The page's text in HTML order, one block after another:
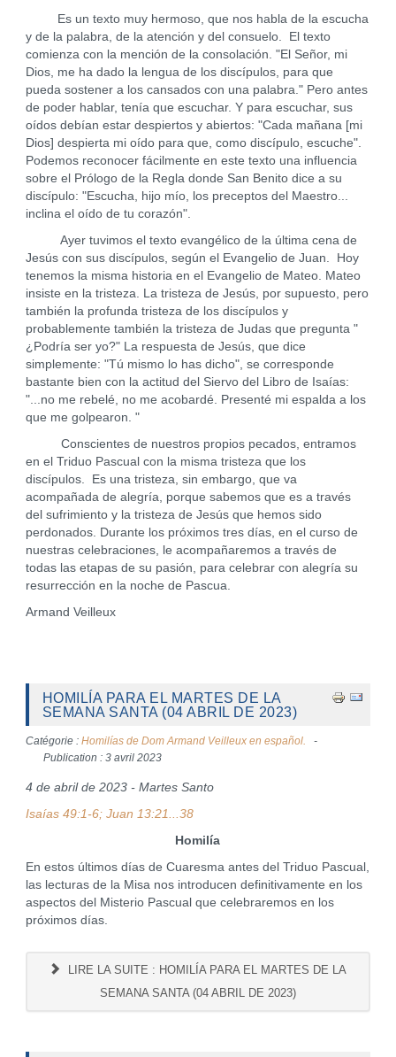
Es un texto muy hermoso, que nos habla de la escucha
y de la palabra, de la atención y del consuelo. El texto
comienza con la mención de la consolación. "El Señor, mi
Dios, me ha dado la lengua de los discípulos, para que
pueda sostener a los cansados con una palabra." Pero antes
de poder hablar, tenía que escuchar. Y para escuchar, sus
oídos debían estar despiertos y abiertos: "Cada mañana [mi
Dios] despierta mi oído para que, como discípulo, escuche".
Podemos reconocer fácilmente en este texto una influencia
sobre el Prólogo de la Regla donde San Benito dice a su
discípulo: "Escucha, hijo mío, los preceptos del Maestro...
inclina el oído de tu corazón".
Ayer tuvimos el texto evangélico de la última cena de
Jesús con sus discípulos, según el Evangelio de Juan. Hoy
tenemos la misma historia en el Evangelio de Mateo. Mateo
insiste en la tristeza. La tristeza de Jesús, por supuesto, pero
también la profunda tristeza de los discípulos y
probablemente también la tristeza de Judas que pregunta "
¿Podría ser yo?" La respuesta de Jesús, que dice
simplemente: "Tú mismo lo has dicho", se corresponde
bastante bien con la actitud del Siervo del Libro de Isaías:
"...no me rebelé, no me acobardé. Presenté mi espalda a los
que me golpearon. "
Conscientes de nuestros propios pecados, entramos
en el Triduo Pascual con la misma tristeza que los
discípulos. Es una tristeza, sin embargo, que va
acompañada de alegría, porque sabemos que es a través
del sufrimiento y la tristeza de Jesús que hemos sido
perdonados. Durante los próximos tres días, en el curso de
nuestras celebraciones, le acompañaremos a través de
todas las etapas de su pasión, para celebrar con alegría su
resurrección en la noche de Pascua.
Armand Veilleux
HOMILÍA PARA EL MARTES DE LA
SEMANA SANTA (04 ABRIL DE 2023)
Catégorie : Homilías de Dom Armand Veilleux en español.
Publication : 3 avril 2023
4 de abril de 2023 - Martes Santo
Isaías 49:1-6; Juan 13:21...38
Homilía
En estos últimos días de Cuaresma antes del Triduo Pascual,
las lecturas de la Misa nos introducen definitivamente en los
aspectos del Misterio Pascual que celebraremos en los
próximos días.
LIRE LA SUITE : HOMILÍA PARA EL MARTES DE LA
SEMANA SANTA (04 ABRIL DE 2023)